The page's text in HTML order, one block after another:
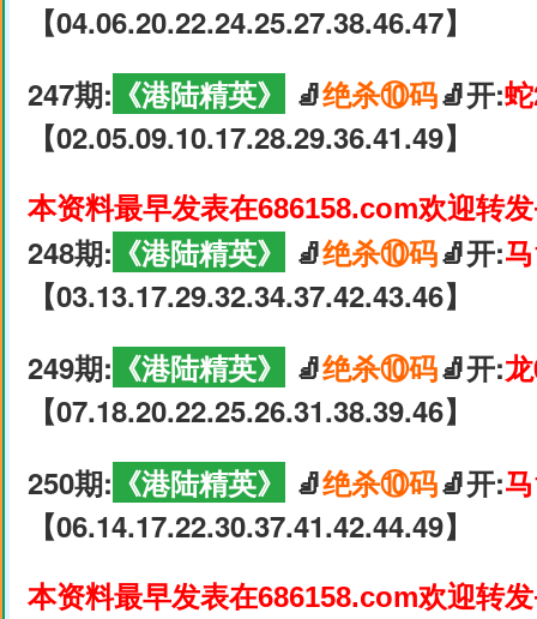
【04.06.20.22.24.25.27.38.46.47】
247期: 《港陆精英》 🧦绝杀⑩码🧦开:
【02.05.09.10.17.28.29.36.41.49】
本资料最早发表在686158.com欢迎转
248期: 《港陆精英》 🧦绝杀⑩码🧦开:
【03.13.17.29.32.34.37.42.43.46】
249期: 《港陆精英》 🧦绝杀⑩码🧦开:
【07.18.20.22.25.26.31.38.39.46】
250期: 《港陆精英》 🧦绝杀⑩码🧦开:
【06.14.17.22.30.37.41.42.44.49】
本资料最早发表在686158.com欢迎转